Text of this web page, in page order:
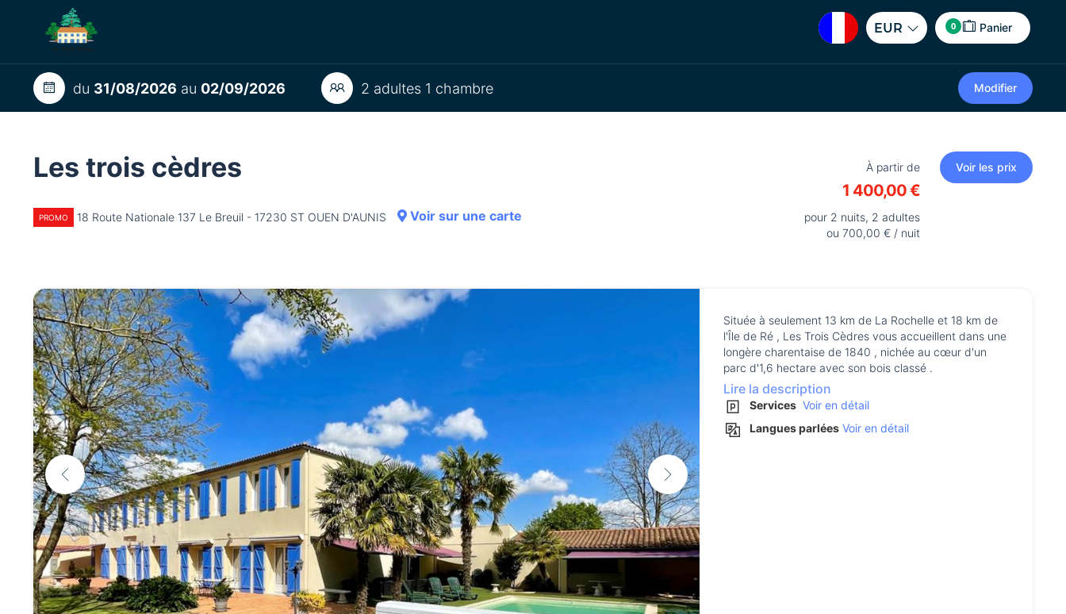
EUR 0 Panier
du 31/08/2026 au 02/09/2026 2 adultes 1 chambre Modifier
Les trois cèdres
PROMO 18 Route Nationale 137 Le Breuil - 17230 ST OUEN D'AUNIS Voir sur une carte
À partir de
1 400,00 €
pour 2 nuits, 2 adultes
ou 700,00 € / nuit
Voir les prix
Située à seulement 13 km de La Rochelle et 18 km de
l'Île de Ré , Les Trois Cèdres vous accueillent dans une
longère charentaise de 1840 , nichée au cœur d'un
parc d'1,6 hectare avec son bois classé .
Lire la description
Services Voir en détail
Langues parlées Voir en détail